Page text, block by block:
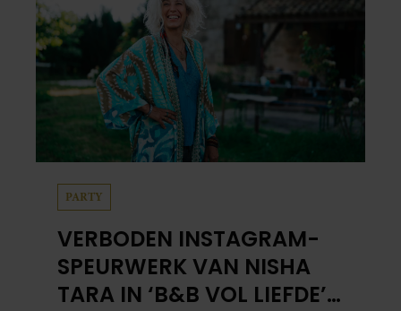
PARTY
VERBODEN INSTAGRAM-
SPEURWERK VAN NISHA
TARA IN ‘B&B VOL LIEFDE’